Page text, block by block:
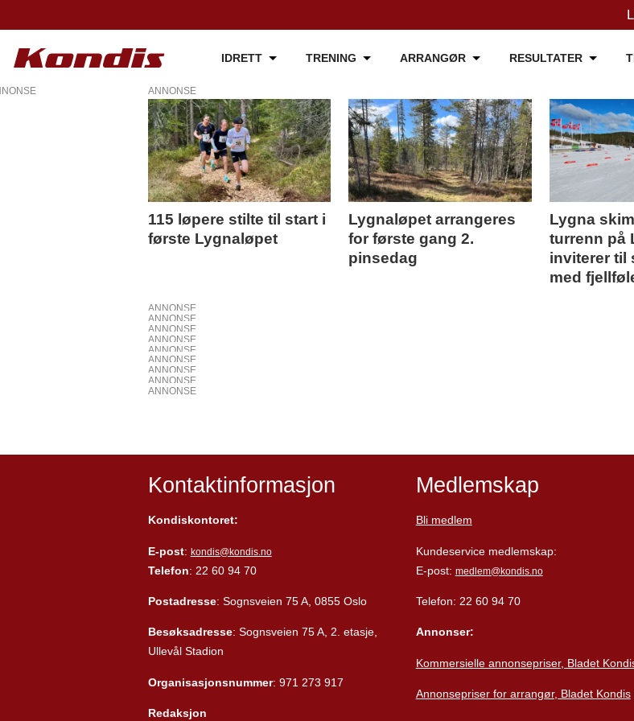
IDRETT TRENING ARRANGØR RESULTATER
ANNONSE
115 løpere stilte til start i
første Lygnaløpet
Lygnaløpet arrangeres
for første gang 2.
pinsedag
Lygna
turrenn på
inviterer til
med
ANNONSE
ANNONSE
ANNONSE
ANNONSE
ANNONSE
ANNONSE
ANNONSE
ANNONSE
ANNONSE
Kontaktinformasjon
Kondiskontoret:
E-post: kondis@kondis.no
Telefon: 22 60 94 70
Postadresse: Sognsveien 75 A, 0855 Oslo
Besøksadresse: Sognsveien 75 A, 2. etasje,
Ullevål Stadion
Organisasjonsnummer: 971 273 917
Redaksjon
Medlemskap
Bli medlem
Kundeservice medlemskap:
E-post: medlem@kondis.no
Telefon: 22 60 94 70
Annonser:
Kommersielle annonsepriser, Bladet
Annonsepriser for arrangør, Bladet Kondis